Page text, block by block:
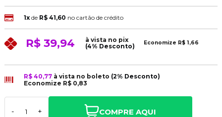
1xde R$ 41,60 no cartão de crédito
R$ 39,94
à vista no pix
(4% Desconto)
Economize R$ 1,66
R$ 40,77 à vista no boleto (2% Desconto)
Economize R$ 0,83
- + COMPRE AQUI